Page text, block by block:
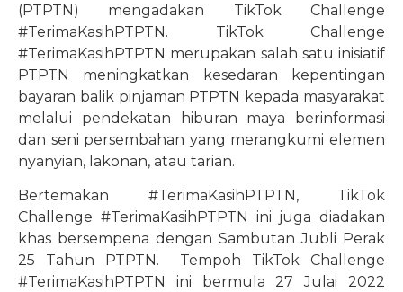
(PTPTN) mengadakan TikTok Challenge
#TerimaKasihPTPTN. TikTok Challenge
#TerimaKasihPTPTN merupakan salah satu inisiatif
PTPTN meningkatkan kesedaran kepentingan
bayaran balik pinjaman PTPTN kepada masyarakat
melalui pendekatan hiburan maya berinformasi
dan seni persembahan yang merangkumi elemen
nyanyian, lakonan, atau tarian.
Bertemakan #TerimaKasihPTPTN, TikTok
Challenge #TerimaKasihPTPTN ini juga diadakan
khas bersempena dengan Sambutan Jubli Perak
25 Tahun PTPTN. Tempoh TikTok Challenge
#TerimaKasihPTPTN ini bermula 27 Julai 2022